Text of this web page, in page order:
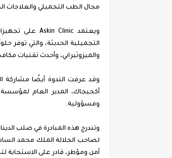
مجال الطب التجميلي والعلاجات
والميزوثيرابي، وأحدث تقنيات
وقد عرفت الندوة أيضًا مشاركة
ومسؤولية.
وتندرج هذه المبادرة في صلب
لصاحب الجلالة الملك محمد
آمن ومؤطر، قادر على الاستجابة